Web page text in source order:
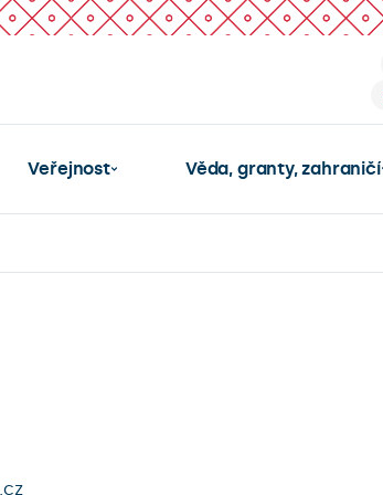
Veřejnost Věda, granty, zahraničí